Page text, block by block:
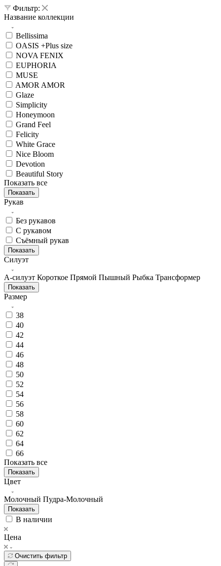
Фильтр:
Название коллекции
Bellissima
OASIS +Plus size
NOVA FENIX
EUPHORIA
MUSE
AMOR AMOR
Glaze
Simplicity
Honeymoon
Grand Feel
Felicity
White Grace
Nice Bloom
Devotion
Beautiful Story
Показать все
Показать
Рукав
Без рукавов
С рукавом
Съёмный рукав
Показать
Силуэт
А-силуэт Короткое Прямой Пышный Рыбка Трансформер
Показать
Размер
38
40
42
44
46
48
50
52
54
56
58
60
62
64
66
Показать все
Показать
Цвет
Молочный Пудра-Молочный
Показать
В наличии
Цена
Очистить фильтр